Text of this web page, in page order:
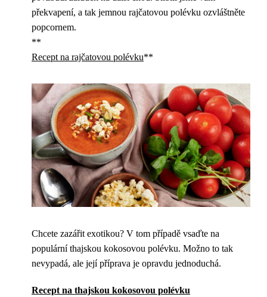
překvapení, a tak jemnou rajčatovou polévku ozvláštněte
popcornem.
**
Recept na rajčatovou polévku**
Chcete zazářit exotikou? V tom případě vsaďte na
populární thajskou kokosovou polévku. Možno to tak
nevypadá, ale její příprava je opravdu jednoduchá.
Recept na thajskou kokosovou polévku